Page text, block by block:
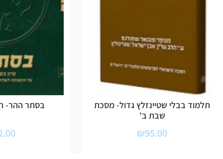
תלמוד בבלי שטיינזלץ גדול- מסכת
שבת ב'
₪95.00
בסתר ההר-